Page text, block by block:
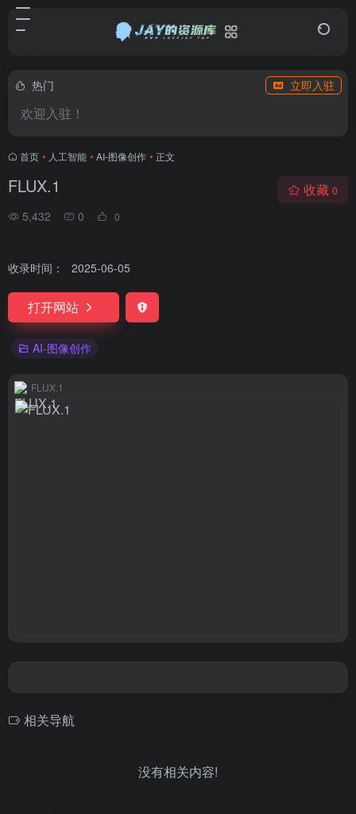
热门 立即入驻
欢迎入驻！
首页 • 人工智能 • AI-图像创作 • 正文
FLUX.1
5,432 0 0
收藏 0
收录时间： 2025-06-05
打开网站
AI-图像创作
FLUX.1
相关导航
没有相关内容!